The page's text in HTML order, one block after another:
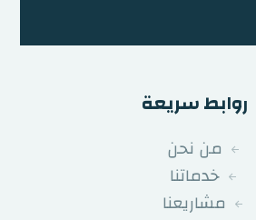
روابط سريعة
من نحن
خدماتنا
مشاريعنا